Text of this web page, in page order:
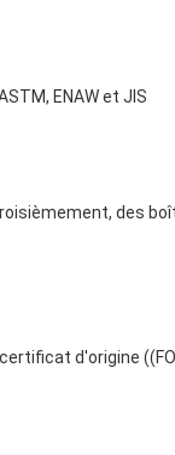
ENAW et JIS
des
d'origine